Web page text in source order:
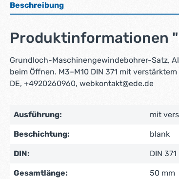
Beschreibung
Produktinformationen
Grundloch-Maschinengewindebohrer-Satz,
beim Öffnen. M3–M10 DIN 371 mit
DE, +4920260960, webkontakt@ede.de
Ausführung: mit
Beschichtung: blank
DIN: DIN 371
Gesamtlänge: 50 mm